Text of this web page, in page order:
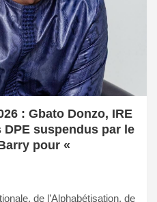
: Gbato Donzo, IRE
DPE suspendus par le
pour «
de l’Alphabétisation, de